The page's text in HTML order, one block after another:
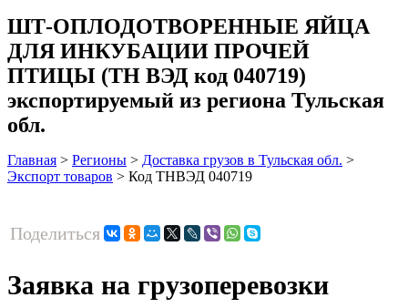
ШТ-ОПЛОДОТВОРЕННЫЕ ЯЙЦА
ДЛЯ ИНКУБАЦИИ ПРОЧЕЙ
ПТИЦЫ (ТН ВЭД код 040719)
экспортируемый из региона Тульская
обл.
Главная > Регионы > Доставка грузов в Тульская обл. >
Экспорт товаров > Код ТНВЭД 040719
Поделиться
Заявка на грузоперевозки